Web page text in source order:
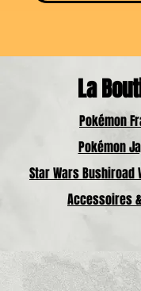
La
Pokémon
Pokémon
Star Wars Bushiroad
Accessoires